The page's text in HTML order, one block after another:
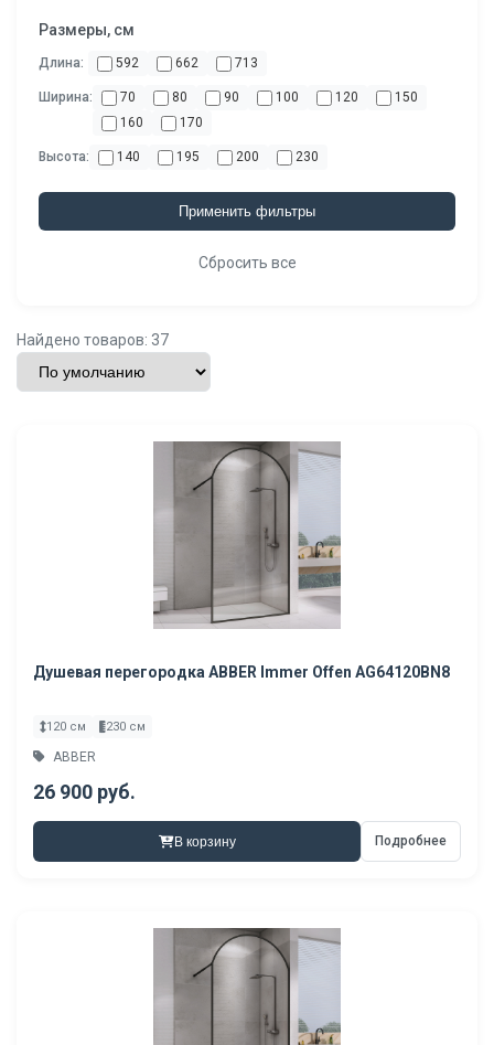
Размеры, см
Длина: 592 662 713
Ширина: 70 80 90 100 120
150
160
170
Высота: 140 195 200 230
Применить фильтры
Сбросить все
Найдено товаров: 37
Душевая перегородка ABBER Immer Offen AG64120BN8
120 см 230 см
ABBER
26 900 руб.
В корзину Подробнее